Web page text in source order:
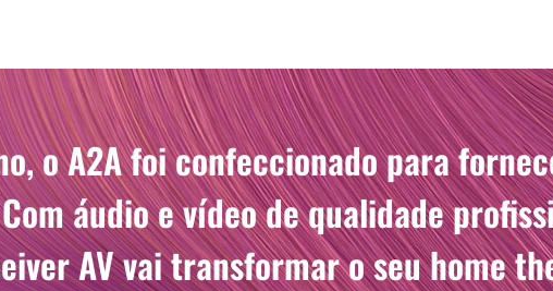
o A2A foi confeccionado para
áudio e vídeo de qualidade
AV vai transformar o seu home